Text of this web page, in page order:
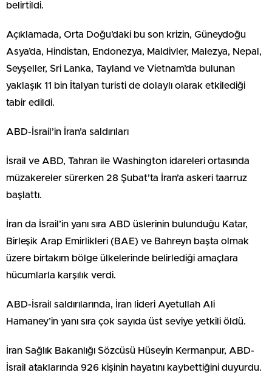
belirtildi.
Açıklamada, Orta Doğu’daki bu son krizin, Güneydoğu
Asya’da, Hindistan, Endonezya, Maldivler, Malezya, Nepal,
Seyşeller, Sri Lanka, Tayland ve Vietnam’da bulunan
yaklaşık 11 bin İtalyan turisti de dolaylı olarak etkilediği
tabir edildi.
ABD-İsrail’in İran’a saldırıları
İsrail ve ABD, Tahran ile Washington idareleri ortasında
müzakereler sürerken 28 Şubat’ta İran’a askeri taarruz
başlattı.
İran da İsrail’in yanı sıra ABD üslerinin bulunduğu Katar,
Birleşik Arap Emirlikleri (BAE) ve Bahreyn başta olmak
üzere birtakım bölge ülkelerinde belirlediği amaçlara
hücumlarla karşılık verdi.
ABD-İsrail saldırılarında, İran lideri Ayetullah Ali
Hamaney’in yanı sıra çok sayıda üst seviye yetkili öldü.
İran Sağlık Bakanlığı Sözcüsü Hüseyin Kermanpur, ABD-
İsrail ataklarında 926 kişinin hayatını kaybettiğini duyurdu.